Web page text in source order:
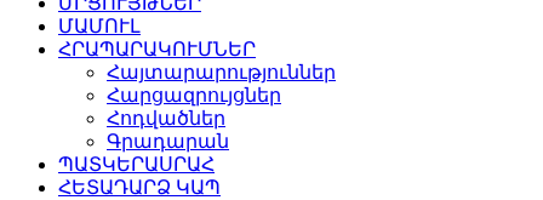
ՄԱՄՈՒԼ
ՀՐԱՊԱՐԱԿՈՒՄՆԵՐ
Հայտարարություններ
Հարցազրույցներ
Հոդվածներ
Գրադարան
ՊԱՏԿԵՐԱՍՐԱՀ
ՀԵՏԱԴԱՐՁ ԿԱՊ